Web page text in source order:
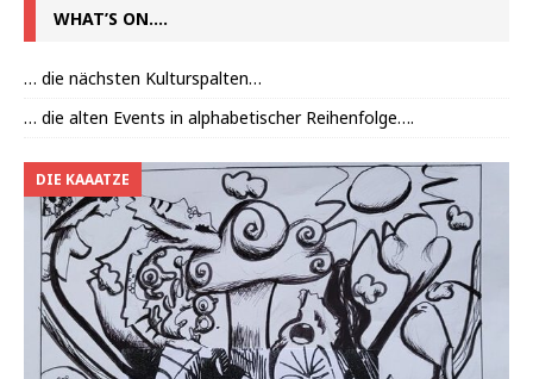
WHAT’S ON….
… die nächsten Kulturspalten…
… die alten Events in alphabetischer Reihenfolge….
DIE KAAATZE